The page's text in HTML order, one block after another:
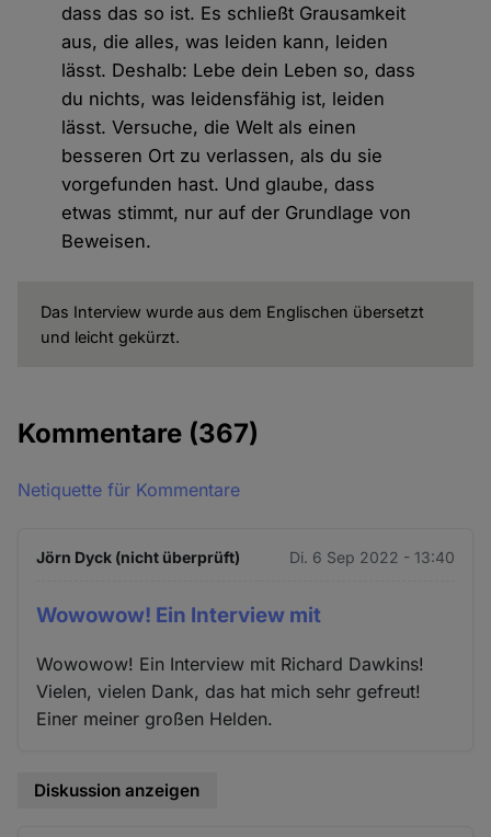
dass das so ist. Es schließt Grausamkeit
aus, die alles, was leiden kann, leiden
lässt. Deshalb: Lebe dein Leben so, dass
du nichts, was leidensfähig ist, leiden
lässt. Versuche, die Welt als einen
besseren Ort zu verlassen, als du sie
vorgefunden hast. Und glaube, dass
etwas stimmt, nur auf der Grundlage von
Beweisen.
Das Interview wurde aus dem Englischen übersetzt
und leicht gekürzt.
Kommentare (367)
Netiquette für Kommentare
Jörn Dyck (nicht überprüft) Di. 6 Sep 2022 - 13:40
Wowowow! Ein Interview mit
Wowowow! Ein Interview mit Richard Dawkins!
Vielen, vielen Dank, das hat mich sehr gefreut!
Einer meiner großen Helden.
Diskussion anzeigen